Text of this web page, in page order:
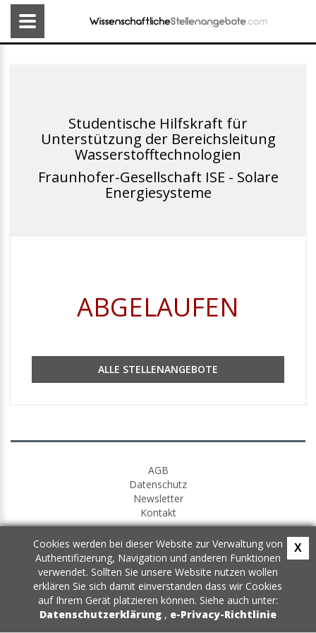
Studentische Hilfskraft für
Unterstützung der Bereichsleitung
Wasserstofftechnologien
Fraunhofer-Gesellschaft ISE - Solare
Energiesysteme
ABGELAUFEN
ALLE STELLENANGEBOTE
AGB
Datenschutz
Newsletter
Kontakt
Cookies werden bei dieser Website zur Verwaltung von
Authentifizierung, Navigation und anderen Funktionen
verwendet. Sollten Sie unsere Website nutzen wollen
erklären Sie sich damit einverstanden dass wir Cookies
auf Ihrem Gerät platzieren können. Siehe auch unter:
Datenschutzerklärung , e-Privacy-Richtlinie
X